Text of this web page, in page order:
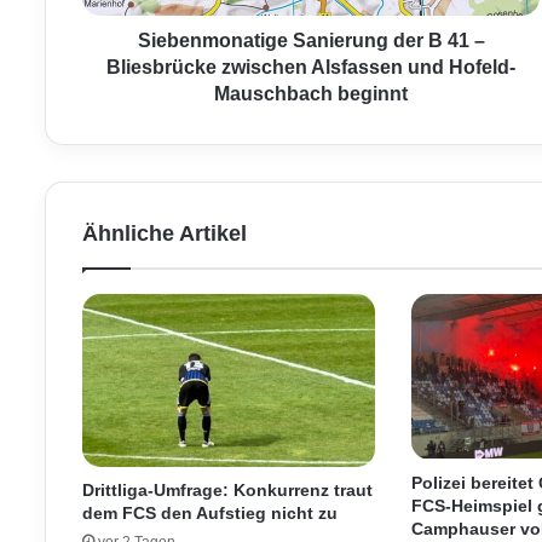
n
e
i
e
u
n
g
d
e
r
B
4
1
Siebenmonatige Sanierung der B 41 –
Bliesbrücke zwischen Alsfassen und Hofeld-
Mauschbach beginnt
Ähnliche Artikel
Drittliga-Umfrage: Konkurrenz traut
dem FCS den Aufstieg nicht zu
Polizei bereitet
FCS-Heimspiel
Camphauser